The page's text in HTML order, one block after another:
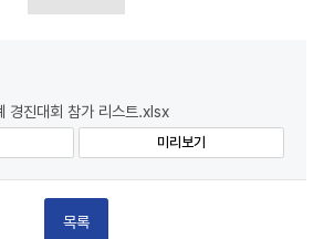
경진대회 참가 리스트.xlsx
미리보기
목록